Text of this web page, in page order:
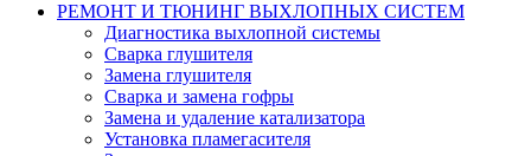
РЕМОНТ И ТЮНИНГ ВЫХЛОПНЫХ СИСТЕМ
Диагностика выхлопной системы
Сварка глушителя
Замена глушителя
Сварка и замена гофры
Замена и удаление катализатора
Установка пламегасителя